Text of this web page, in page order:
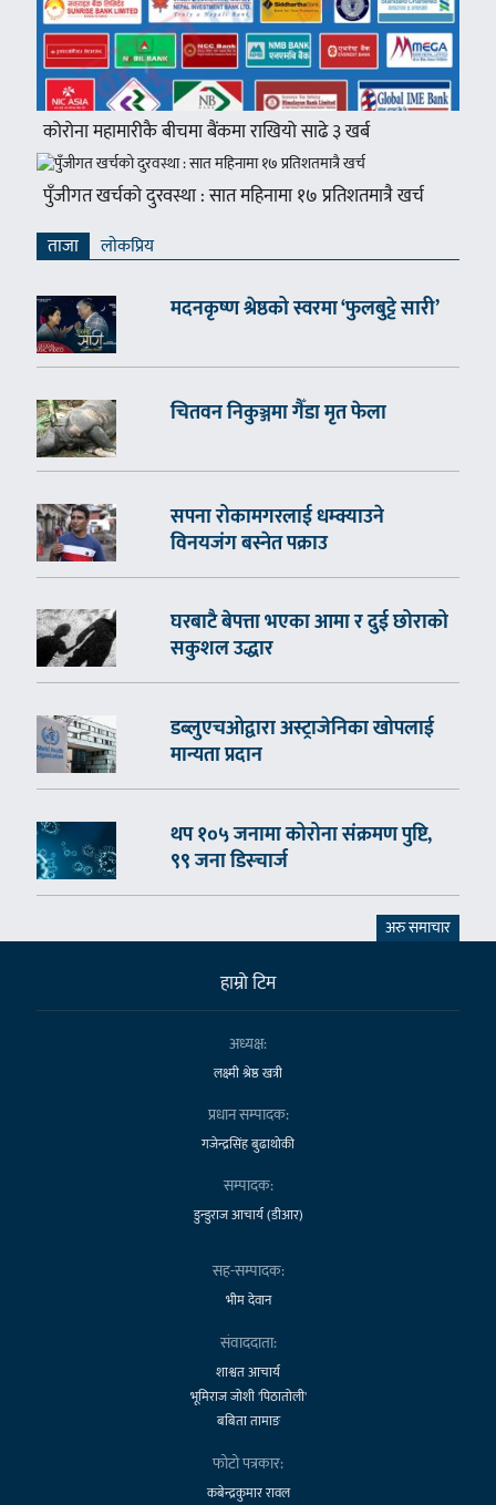
कोरोना महामारीकै बीचमा बैंकमा राखियो साढे ३ खर्ब
पुँजीगत खर्चको दुरवस्था : सात महिनामा १७ प्रतिशतमात्रै खर्च
ताजा लाेकप्रिय
मदनकृष्ण श्रेष्ठको स्वरमा ‘फुलबुट्टे सारी’
चितवन निकुञ्जमा गैँडा मृत फेला
सपना रोकामगरलाई धम्क्याउने
विनयजंग बस्नेत पक्राउ
घरबाटै बेपत्ता भएका आमा र दुई छोराको
सकुशल उद्धार
डब्लुएचओद्वारा अस्ट्राजेनिका खोपलाई
मान्यता प्रदान
थप १०५ जनामा कोरोना संक्रमण पुष्टि,
९९ जना डिस्चार्ज
अरु समाचार
हाम्राे टिम
अध्यक्ष:
लक्ष्मी श्रेष्ठ खत्री
प्रधान सम्पादक:
गजेन्द्रसिंह बुढाथोकी
सम्पादक:
डुन्डुराज आचार्य (डीआर)
सह-सम्पादक:
भीम देवान
संवाददाता:
शाश्वत आचार्य
भूमिराज जोशी 'पिठातोली'
बबिता तामाङ
फोटो पत्रकार:
कबेन्द्रकुमार रावल